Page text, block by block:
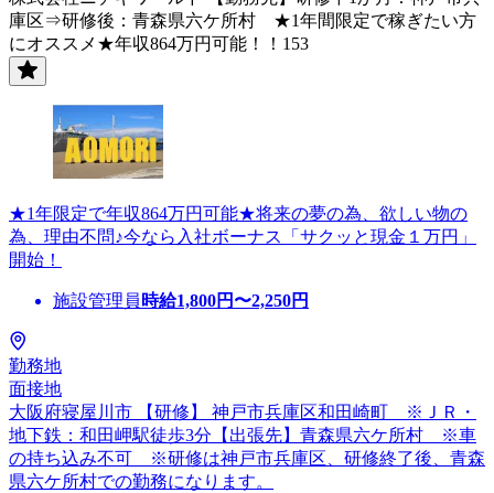
庫区⇒研修後：青森県六ケ所村 ★1年間限定で稼ぎたい方
にオススメ★年収864万円可能！！153
★1年限定で年収864万円可能★将来の夢の為、欲しい物の
為、理由不問♪今なら入社ボーナス「サクッと現金１万円」
開始！
施設管理員 時給1,800円〜2,250円
勤務地
面接地
大阪府寝屋川市 【研修】 神戸市兵庫区和田崎町 ※ＪＲ・
地下鉄：和田岬駅徒歩3分【出張先】青森県六ケ所村 ※車
の持ち込み不可 ※研修は神戸市兵庫区、研修終了後、青森
県六ケ所村での勤務になります。